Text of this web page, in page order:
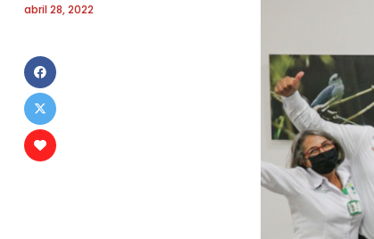
abril 28, 2022